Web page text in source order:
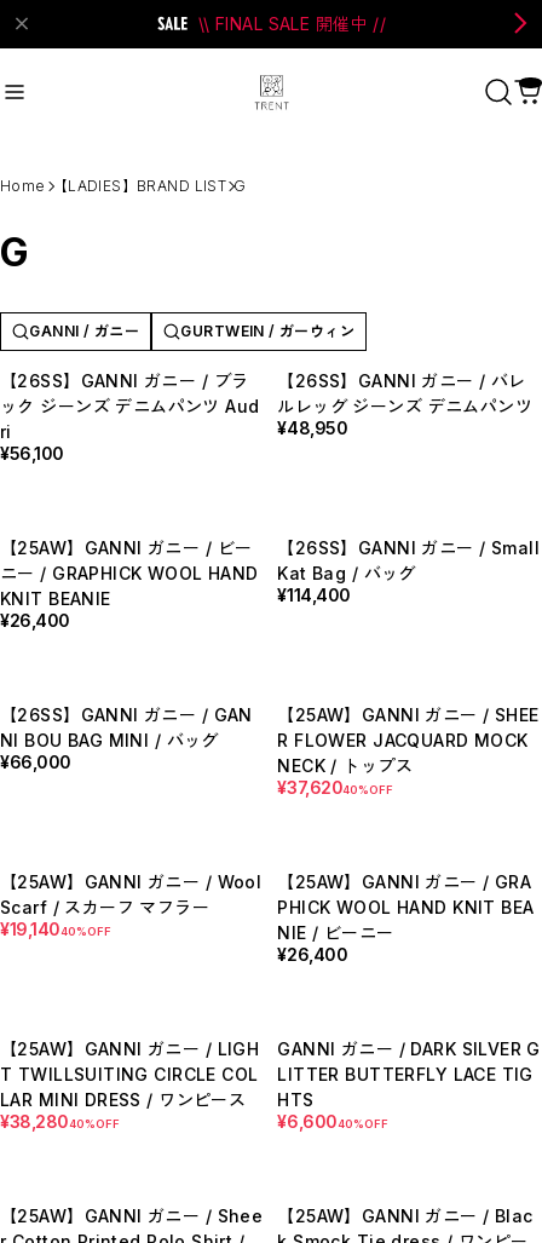
\\ FINAL SALE 開催中 //
#Andersson Bell
#Perks And Mini
#PRANK PROJECT
Category 商品カテゴリ
SALE / セール
【LADIES】BRAND LIST
A
B
C
H
J
K
R
T
U
B
C
D
E
F
I
S
Home 【LADIES】BRAND LIST G
G
GANNI / ガニー GURTWEIN / ガーウィン
【26SS】GANNI ガニー / ブラ
ック ジーンズ デニムパンツ Aud
ri
¥56,100
【26SS】GANNI ガニー / バレ
ルレッグ ジーンズ デニムパンツ
¥48,950
【25AW】GANNI ガニー / ビー
ニー / GRAPHICK WOOL HAND
KNIT BEANIE
¥26,400
【26SS】GANNI ガニー / Small
Kat Bag / バッグ
¥114,400
【26SS】GANNI ガニー / GAN
NI BOU BAG MINI / バッグ
¥66,000
【25AW】GANNI ガニー / SHEE
R FLOWER JACQUARD MOCK
NECK / トップス
¥37,62040%OFF
【25AW】GANNI ガニー / Wool
Scarf / スカーフ マフラー
¥19,14040%OFF
【25AW】GANNI ガニー / GRA
PHICK WOOL HAND KNIT BEA
NIE / ビーニー
¥26,400
【25AW】GANNI ガニー / LIGH
T TWILLSUITING CIRCLE COL
LAR MINI DRESS / ワンピース
¥38,28040%OFF
GANNI ガニー / DARK SILVER G
LITTER BUTTERFLY LACE TIG
HTS
¥6,60040%OFF
【25AW】GANNI ガニー / Shee
【25AW】GANNI ガニー / Blac